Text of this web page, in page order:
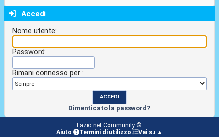
Accedi
Nome utente:
Password:
Rimani connesso per :
Dimenticato la password?
Lazio.net Community ©
Aiuto
Termini di utilizzo Vai su ▲